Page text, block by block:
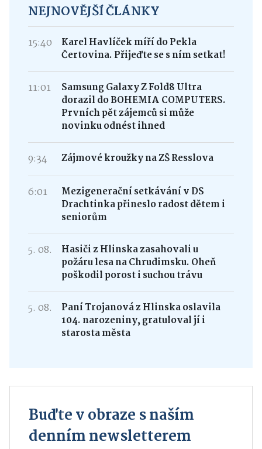
NEJNOVĚJŠÍ ČLÁNKY
15:40
Karel Havlíček míří do Pekla
Čertovina. Přijeďte se s ním setkat!
11:01
Samsung Galaxy Z Fold8 Ultra
dorazil do BOHEMIA COMPUTERS.
Prvních pět zájemců si může
novinku odnést ihned
9:34 Zájmové kroužky na ZŠ Resslova
6:01
Mezigenerační setkávání v DS
Drachtinka přineslo radost dětem i
seniorům
5. 08.
Hasiči z Hlinska zasahovali u
požáru lesa na Chrudimsku. Oheň
poškodil porost i suchou trávu
5. 08.
Paní Trojanová z Hlinska oslavila
104. narozeniny, gratuloval jí i
starosta města
Buďte v obraze s naším
denním newsletterem